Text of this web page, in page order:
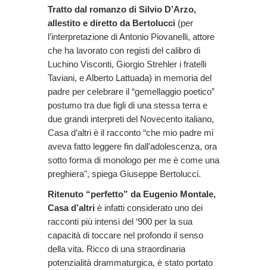
Tratto dal romanzo di Silvio D’Arzo,
allestito e diretto da Bertolucci (per
l’interpretazione di Antonio Piovanelli, attore
che ha lavorato con registi del calibro di
Luchino Visconti, Giorgio Strehler i fratelli
Taviani, e Alberto Lattuada) in memoria del
padre per celebrare il “gemellaggio poetico”
postumo tra due figli di una stessa terra e
due grandi interpreti del Novecento italiano,
Casa d’altri è il racconto “che mio padre mi
aveva fatto leggere fin dall'adolescenza, ora
sotto forma di monologo per me è come una
preghiera", spiega Giuseppe Bertolucci.
Ritenuto “perfetto” da Eugenio Montale,
Casa d’altri è infatti considerato uno dei
racconti più intensi del ‘900 per la sua
capacità di toccare nel profondo il senso
della vita. Ricco di una straordinaria
potenzialità drammaturgica, è stato portato